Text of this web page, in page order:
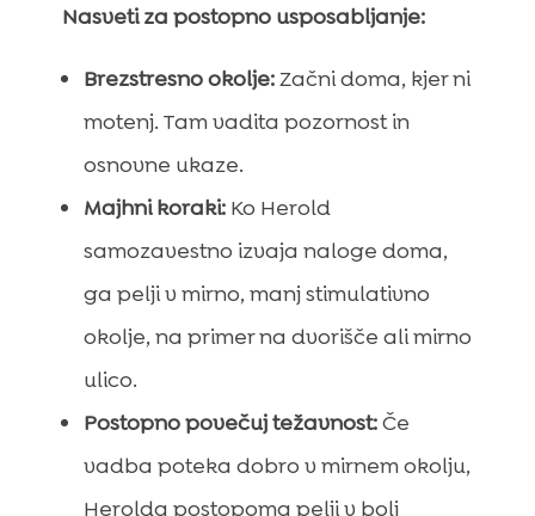
Nasveti za postopno usposabljanje:
Brezstresno okolje:Začni doma, kjer ni
motenj. Tam vadita pozornost in
osnovne ukaze.
Majhni koraki:Ko Herold
samozavestno izvaja naloge doma,
ga pelji v mirno, manj stimulativno
okolje, na primer na dvorišče ali mirno
ulico.
Postopno povečuj težavnost:Če
vadba poteka dobro v mirnem okolju,
Herolda postopoma pelji v bolj